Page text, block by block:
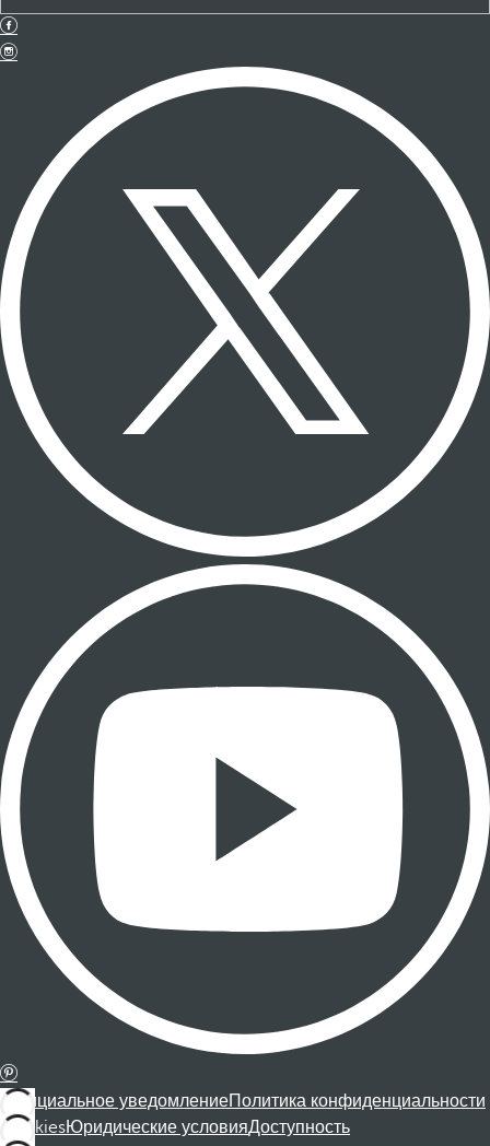
Официальное уведомлениеПолитика конфиденциальности
CookiesЮридические условияДоступность